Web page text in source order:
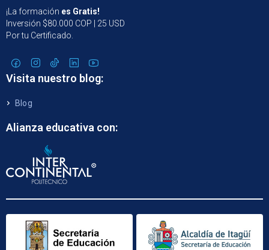
¡La formación es Gratis!
Inversión $80.000 COP | 25 USD
Por tu Certificado.
Visita nuestro blog:
Blog
Alianza educativa con: